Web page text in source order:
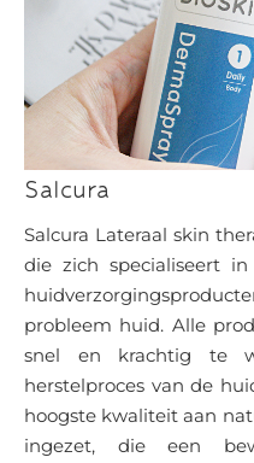
Salcura
Salcura Lateraal skin
die zich specialiseert
probleem huid. Alle
snel en krachtig te
herstelproces van de
hoogste kwaliteit aan
ingezet, die een